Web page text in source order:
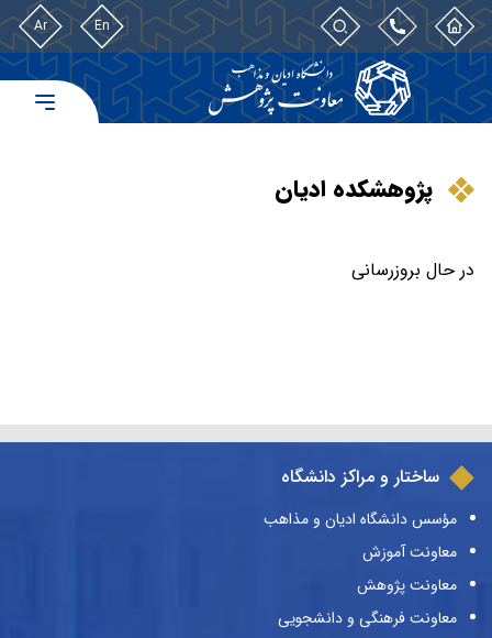
En
Ar
پژوهشکده ادیان
در حال بروزرسانی
ساختار و مراکز دانشگاه
مؤسس دانشگاه ادیان و مذاهب
معاونت آموزش
معاونت پژوهش
معاونت فرهنگی و دانشجویی